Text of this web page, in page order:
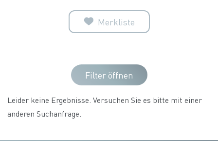
Merkliste
Filter öffnen
Leider keine Ergebnisse. Versuchen Sie es bitte mit einer
anderen Suchanfrage.